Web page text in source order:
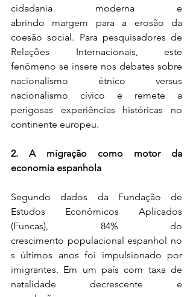
cidadania moderna e
abrindo margem para a erosão da
coesão social. Para pesquisadores de
Relações Internacionais, este
fenômeno se insere nos debates sobre
nacionalismo étnico versus
nacionalismo cívico e remete a
perigosas experiências históricas no
continente europeu.
2. A migração como motor da
economia espanhola
Segundo dados da Fundação de
Estudos Econômicos Aplicados
(Funcas), 84% do
crescimento populacional espanhol no
s últimos anos foi impulsionado por
imigrantes. Em um país com taxa de
natalidade decrescente e